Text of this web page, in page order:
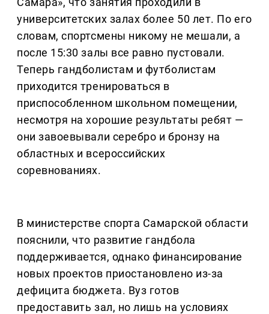
университетских залах более 50 лет. По его
словам, спортсмены никому не мешали, а
после 15:30 залы все равно пустовали.
Теперь гандболистам и футболистам
приходится тренироваться в
приспособленном школьном помещении,
несмотря на хорошие результаты ребят —
они завоевывали серебро и бронзу на
областных и всероссийских
соревнованиях.
В министерстве спорта Самарской области
пояснили, что развитие гандбола
поддерживается, однако финансирование
новых проектов приостановлено из-за
дефицита бюджета. Вуз готов
предоставить зал, но лишь на условиях